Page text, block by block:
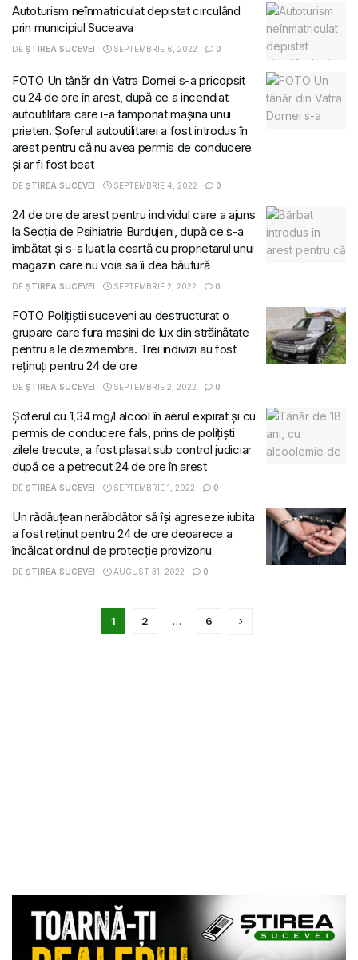
Autoturism neînmatriculat depistat circulând
prin municipiul Suceava
DE ȘTIREA SUCEVEI SEPTEMBRIE 6, 2022 0
FOTO Un tânăr din Vatra Dornei s-a pricopsit
cu 24 de ore în arest, după ce a incendiat
autoutilitara care i-a tamponat mașina unui
prieten. Șoferul autoutilitarei a fost introdus în
arest pentru că nu avea permis de conducere
și ar fi fost beat
DE ȘTIREA SUCEVEI SEPTEMBRIE 4, 2022 0
24 de ore de arest pentru individul care a ajuns
la Secția de Psihiatrie Burdujeni, după ce s-a
îmbătat și s-a luat la ceartă cu proprietarul unui
magazin care nu voia sa îi dea băutură
DE ȘTIREA SUCEVEI SEPTEMBRIE 2, 2022 0
FOTO Polițiștii suceveni au destructurat o
grupare care fura mașini de lux din străinătate
pentru a le dezmembra. Trei indivizi au fost
reținuți pentru 24 de ore
DE ȘTIREA SUCEVEI SEPTEMBRIE 2, 2022 0
Șoferul cu 1,34 mg/l alcool în aerul expirat și cu
permis de conducere fals, prins de polițiști
zilele trecute, a fost plasat sub control judiciar
după ce a petrecut 24 de ore în arest
DE ȘTIREA SUCEVEI SEPTEMBRIE 1, 2022 0
Un rădăuțean nerăbdător să își agreseze iubita
a fost reținut pentru 24 de ore deoarece a
încălcat ordinul de protecție provizoriu
DE ȘTIREA SUCEVEI AUGUST 31, 2022 0
1 2 … 6